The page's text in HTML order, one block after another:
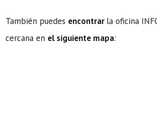
También puedes encontrar la oficina
cercana en el siguiente mapa: